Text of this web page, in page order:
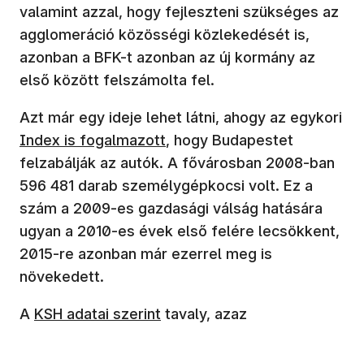
valamint azzal, hogy fejleszteni szükséges az
agglomeráció közösségi közlekedését is,
azonban a BFK-t azonban az új kormány az
első között felszámolta fel.
Azt már egy ideje lehet látni, ahogy az egykori
(új ablakban nyílik meg)
Index is fogalmazott, hogy Budapestet
felzabálják az autók. A fővárosban 2008-ban
596 481 darab személygépkocsi volt. Ez a
szám a 2009-es gazdasági válság hatására
ugyan a 2010-es évek első felére lecsökkent,
2015-re azonban már ezerrel meg is
növekedett.
A (új ablakban nyílik meg)
KSH adatai szerint tavaly, azaz